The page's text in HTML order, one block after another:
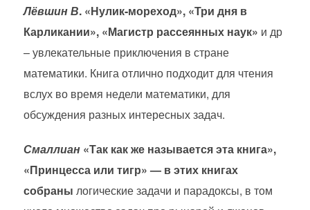
Лёвшин В. «Нулик-мореход», «Три дня в
Карликании», «Магистр рассеянных наук» и др
– увлекательные приключения в стране
математики. Книга отлично подходит для чтения
вслух во время недели математики, для
обсуждения разных интересных задач.
Смаллиан «Так как же называется эта книга»,
«Принцесса или тигр» — в этих книгах
собранылогические задачи и парадоксы, в том